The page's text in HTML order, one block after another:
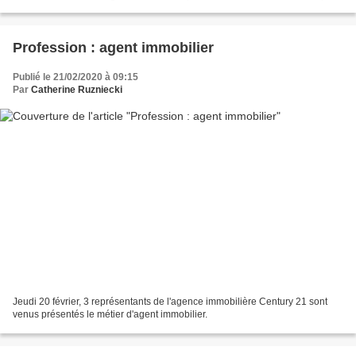
Profession : agent immobilier
Publié le 21/02/2020 à 09:15
Par Catherine Ruzniecki
Jeudi 20 février, 3 représentants de l'agence immobilière Century 21 sont
venus présentés le métier d'agent immobilier.